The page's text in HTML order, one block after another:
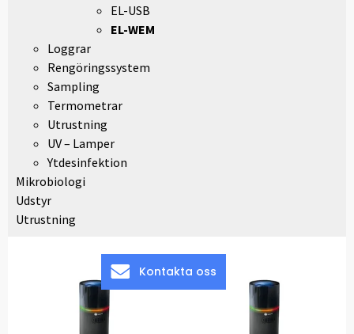
EL-USB
EL-WEM
Loggrar
Rengöringssystem
Sampling
Termometrar
Utrustning
UV – Lamper
Ytdesinfektion
Mikrobiologi
Udstyr
Utrustning
Kontakta oss